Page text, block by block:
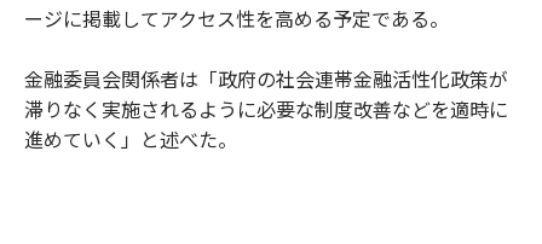
ージに掲載してアクセス性を高める予定である。
金融委員会関係者は「政府の社会連帯金融活性化政策が
滞りなく実施されるように必要な制度改善などを適時に
進めていく」と述べた。